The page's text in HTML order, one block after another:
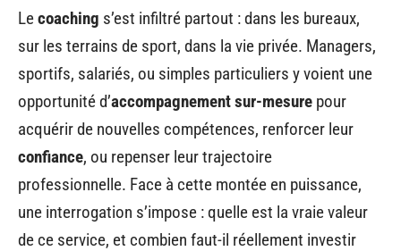
Lecoaching s’est infiltré partout : dans les bureaux,
sur les terrains de sport, dans la vie privée. Managers,
sportifs, salariés, ou simples particuliers y voient une
opportunité d’accompagnement sur-mesure pour
acquérir de nouvelles compétences, renforcer leur
confiance, ou repenser leur trajectoire
professionnelle. Face à cette montée en puissance,
une interrogation s’impose : quelle est la vraie valeur
de ce service, et combien faut-il réellement investir